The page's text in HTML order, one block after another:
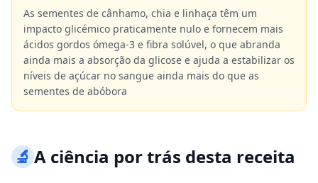
As sementes de cânhamo, chia e linhaça têm um
impacto glicémico praticamente nulo e fornecem mais
ácidos gordos ómega-3 e fibra solúvel, o que abranda
ainda mais a absorção da glicose e ajuda a estabilizar os
níveis de açúcar no sangue ainda mais do que as
sementes de abóbora
🔬A ciência por trás desta receita